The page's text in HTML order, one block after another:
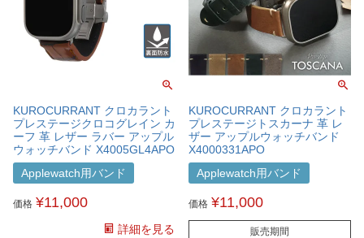
KUROCURRANT クロカラント
プレステージクロコグレイン カ
ーフ 革 レザー ラバー アップル
ウォッチバンド X4005GL4APO
Applewatch用バンド
価格 ¥11,000
詳細を見る
KUROCURRANT クロカラント
プレステージトスカーナ 革 レ
ザー アップルウォッチバンド
X4000331APO
Applewatch用バンド
価格 ¥11,000
販売期間